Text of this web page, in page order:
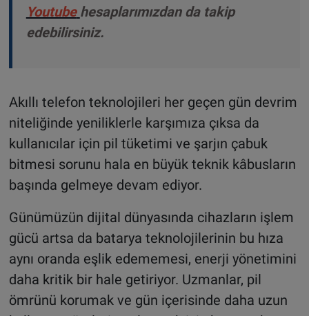
Youtube hesaplarımızdan da takip
edebilirsiniz.
Akıllı telefon teknolojileri her geçen gün devrim
niteliğinde yeniliklerle karşımıza çıksa da
kullanıcılar için pil tüketimi ve şarjın çabuk
bitmesi sorunu hala en büyük teknik kâbusların
başında gelmeye devam ediyor.
Günümüzün dijital dünyasında cihazların işlem
gücü artsa da batarya teknolojilerinin bu hıza
aynı oranda eşlik edememesi, enerji yönetimini
daha kritik bir hale getiriyor. Uzmanlar, pil
ömrünü korumak ve gün içerisinde daha uzun